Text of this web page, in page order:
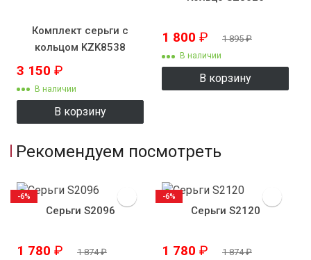
Комплект серьги с
кольцом KZK8538
3 150 ₽
В наличии
В корзину
1 800 ₽ 1 895₽
В наличии
В корзину
Рекомендуем посмотреть
Серьги S2096
1 780 ₽ 1 874₽
-6%
Серьги S2120
1 780 ₽ 1 874₽
-6%